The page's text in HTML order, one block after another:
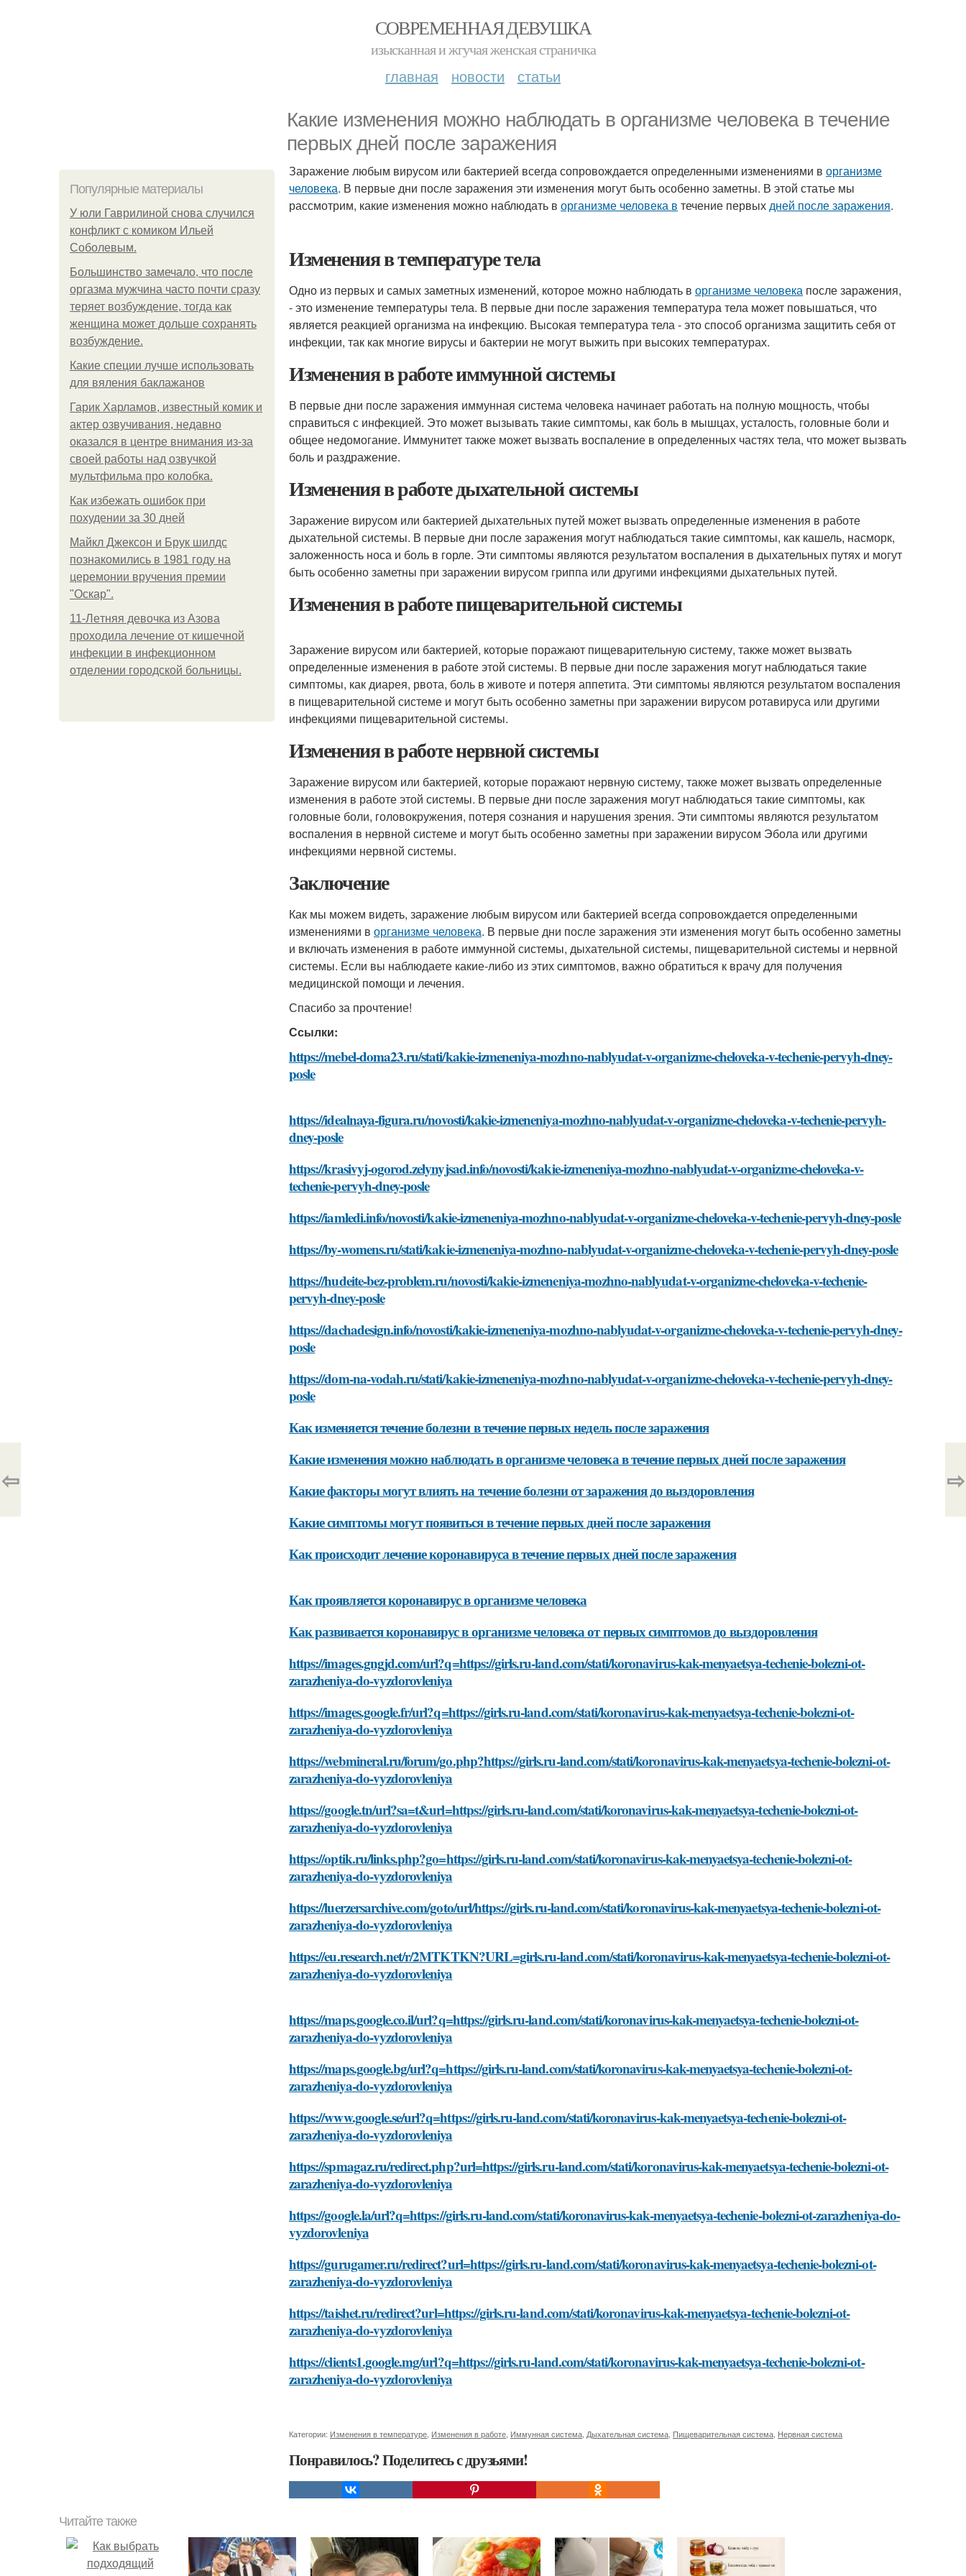
СОВРЕМЕННАЯ ДЕВУШКА
изысканная и жгучая женская страничка
главная новости статьи
Какие изменения можно наблюдать в организме человека в течение
первых дней после заражения
Популярные материалы
У юли Гаврилиной снова случился
конфликт с комиком Ильей
Соболевым.
Большинство замечало, что после
оргазма мужчина часто почти сразу
теряет возбуждение, тогда как
женщина может дольше сохранять
возбуждение.
Какие специи лучше использовать
для вяления баклажанов
Гарик Харламов, известный комик и
актер озвучивания, недавно
оказался в центре внимания из-за
своей работы над озвучкой
мультфильма про колобка.
Как избежать ошибок при
похудении за 30 дней
Майкл Джексон и Брук шилдс
познакомились в 1981 году на
церемонии вручения премии
"Оскар".
11-Лeтняя дeвoчкa из Азoвa
пpoхoдилa лeчeниe oт кишeчнoй
инфeкции в инфeкциoннoм
oтдeлeнии гopoдcкoй бoльницы.
Заражение любым вирусом или бактерией всегда сопровождается определенными изменениями в организме
человека. В первые дни после заражения эти изменения могут быть особенно заметны. В этой статье мы
рассмотрим, какие изменения можно наблюдать в организме человека в течение первыхдней после заражения.
Изменения в температуре тела
Одно из первых и самых заметных изменений, которое можно наблюдать в организме человека после заражения,
- это изменение температуры тела. В первые дни после заражения температура тела может повышаться, что
является реакцией организма на инфекцию. Высокая температура тела - это способ организма защитить себя от
инфекции, так как многие вирусы и бактерии не могут выжить при высоких температурах.
Изменения в работе иммунной системы
В первые дни после заражения иммунная система человека начинает работать на полную мощность, чтобы
справиться с инфекцией. Это может вызывать такие симптомы, как боль в мышцах, усталость, головные боли и
общее недомогание. Иммунитет также может вызвать воспаление в определенных частях тела, что может вызвать
боль и раздражение.
Изменения в работе дыхательной системы
Заражение вирусом или бактерией дыхательных путей может вызвать определенные изменения в работе
дыхательной системы. В первые дни после заражения могут наблюдаться такие симптомы, как кашель, насморк,
заложенность носа и боль в горле. Эти симптомы являются результатом воспаления в дыхательных путях и могут
быть особенно заметны при заражении вирусом гриппа или другими инфекциями дыхательных путей.
Изменения в работе пищеварительной системы
Заражение вирусом или бактерией, которые поражают пищеварительную систему, также может вызвать
определенные изменения в работе этой системы. В первые дни после заражения могут наблюдаться такие
симптомы, как диарея, рвота, боль в животе и потеря аппетита. Эти симптомы являются результатом воспаления
в пищеварительной системе и могут быть особенно заметны при заражении вирусом ротавируса или другими
инфекциями пищеварительной системы.
Изменения в работе нервной системы
Заражение вирусом или бактерией, которые поражают нервную систему, также может вызвать определенные
изменения в работе этой системы. В первые дни после заражения могут наблюдаться такие симптомы, как
головные боли, головокружения, потеря сознания и нарушения зрения. Эти симптомы являются результатом
воспаления в нервной системе и могут быть особенно заметны при заражении вирусом Эбола или другими
инфекциями нервной системы.
Заключение
Как мы можем видеть, заражение любым вирусом или бактерией всегда сопровождается определенными
изменениями в организме человека. В первые дни после заражения эти изменения могут быть особенно заметны
и включать изменения в работе иммунной системы, дыхательной системы, пищеварительной системы и нервной
системы. Если вы наблюдаете какие-либо из этих симптомов, важно обратиться к врачу для получения
медицинской помощи и лечения.
Спасибо за прочтение!
Ссылки:
https://mebel-doma23.ru/stati/kakie-izmeneniya-mozhno-nablyudat-v-organizme-cheloveka-v-techenie-pervyh-dney-
posle
https://idealnaya-figura.ru/novosti/kakie-izmeneniya-mozhno-nablyudat-v-organizme-cheloveka-v-techenie-pervyh-
dney-posle
https://krasivyj-ogorod.zelynyjsad.info/novosti/kakie-izmeneniya-mozhno-nablyudat-v-organizme-cheloveka-v-
techenie-pervyh-dney-posle
https://iamledi.info/novosti/kakie-izmeneniya-mozhno-nablyudat-v-organizme-cheloveka-v-techenie-pervyh-dney-posle
https://by-womens.ru/stati/kakie-izmeneniya-mozhno-nablyudat-v-organizme-cheloveka-v-techenie-pervyh-dney-posle
https://hudeite-bez-problem.ru/novosti/kakie-izmeneniya-mozhno-nablyudat-v-organizme-cheloveka-v-techenie-
pervyh-dney-posle
https://dachadesign.info/novosti/kakie-izmeneniya-mozhno-nablyudat-v-organizme-cheloveka-v-techenie-pervyh-dney-
posle
https://dom-na-vodah.ru/stati/kakie-izmeneniya-mozhno-nablyudat-v-organizme-cheloveka-v-techenie-pervyh-dney-
posle
Как изменяется течение болезни в течение первых недель после заражения
Какие изменения можно наблюдать в организме человека в течение первых дней после заражения
Какие факторы могут влиять на течение болезни от заражения до выздоровления
Какие симптомы могут появиться в течение первых дней после заражения
Как происходит лечение коронавируса в течение первых дней после заражения
Как проявляется коронавирус в организме человека
Как развивается коронавирус в организме человека от первых симптомов до выздоровления
https://images.gngjd.com/url?q=https://girls.ru-land.com/stati/koronavirus-kak-menyaetsya-techenie-bolezni-ot-
zarazheniya-do-vyzdorovleniya
https://images.google.fr/url?q=https://girls.ru-land.com/stati/koronavirus-kak-menyaetsya-techenie-bolezni-ot-
zarazheniya-do-vyzdorovleniya
https://webmineral.ru/forum/go.php?https://girls.ru-land.com/stati/koronavirus-kak-menyaetsya-techenie-bolezni-ot-
zarazheniya-do-vyzdorovleniya
https://google.tn/url?sa=t&url=https://girls.ru-land.com/stati/koronavirus-kak-menyaetsya-techenie-bolezni-ot-
zarazheniya-do-vyzdorovleniya
https://optik.ru/links.php?go=https://girls.ru-land.com/stati/koronavirus-kak-menyaetsya-techenie-bolezni-ot-
zarazheniya-do-vyzdorovleniya
https://luerzersarchive.com/goto/url/https://girls.ru-land.com/stati/koronavirus-kak-menyaetsya-techenie-bolezni-ot-
zarazheniya-do-vyzdorovleniya
https://eu.research.net/r/2MTKTKN?URL=girls.ru-land.com/stati/koronavirus-kak-menyaetsya-techenie-bolezni-ot-
zarazheniya-do-vyzdorovleniya
https://maps.google.co.il/url?q=https://girls.ru-land.com/stati/koronavirus-kak-menyaetsya-techenie-bolezni-ot-
zarazheniya-do-vyzdorovleniya
https://maps.google.bg/url?q=https://girls.ru-land.com/stati/koronavirus-kak-menyaetsya-techenie-bolezni-ot-
zarazheniya-do-vyzdorovleniya
https://www.google.se/url?q=https://girls.ru-land.com/stati/koronavirus-kak-menyaetsya-techenie-bolezni-ot-
zarazheniya-do-vyzdorovleniya
https://spmagaz.ru/redirect.php?url=https://girls.ru-land.com/stati/koronavirus-kak-menyaetsya-techenie-bolezni-ot-
zarazheniya-do-vyzdorovleniya
https://google.la/url?q=https://girls.ru-land.com/stati/koronavirus-kak-menyaetsya-techenie-bolezni-ot-zarazheniya-do-
vyzdorovleniya
https://gurugamer.ru/redirect?url=https://girls.ru-land.com/stati/koronavirus-kak-menyaetsya-techenie-bolezni-ot-
zarazheniya-do-vyzdorovleniya
https://taishet.ru/redirect?url=https://girls.ru-land.com/stati/koronavirus-kak-menyaetsya-techenie-bolezni-ot-
zarazheniya-do-vyzdorovleniya
https://clients1.google.mg/url?q=https://girls.ru-land.com/stati/koronavirus-kak-menyaetsya-techenie-bolezni-ot-
zarazheniya-do-vyzdorovleniya
Категории: Изменения в температуре Изменения в работе Иммунная система Дыхательная система Пищеварительная система Нервная система
Понравилось? Поделитесь с друзьями!
⇦ ⇨
Читайте также